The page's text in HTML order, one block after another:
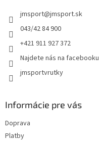
jmsport@jmsport.sk
043/42 84 900
+421 911 927 372
Najdete nás na facebooku
jmsportvrutky
Informácie pre vás
Doprava
Platby